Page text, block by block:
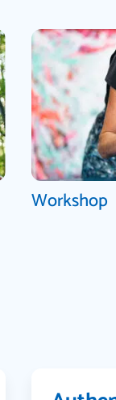
Workshop